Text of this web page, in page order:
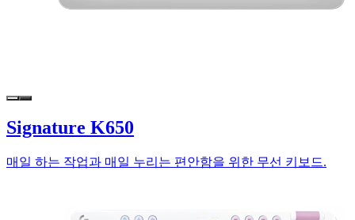
Signature K650
매일 하는 작업과 매일 누리는 편안함을 위한 무선 키보드.